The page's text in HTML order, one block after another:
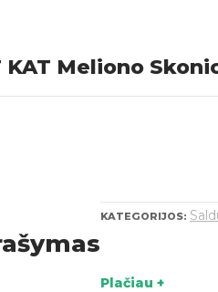
Meliono
KATEGORIJOS:
Plačiau +